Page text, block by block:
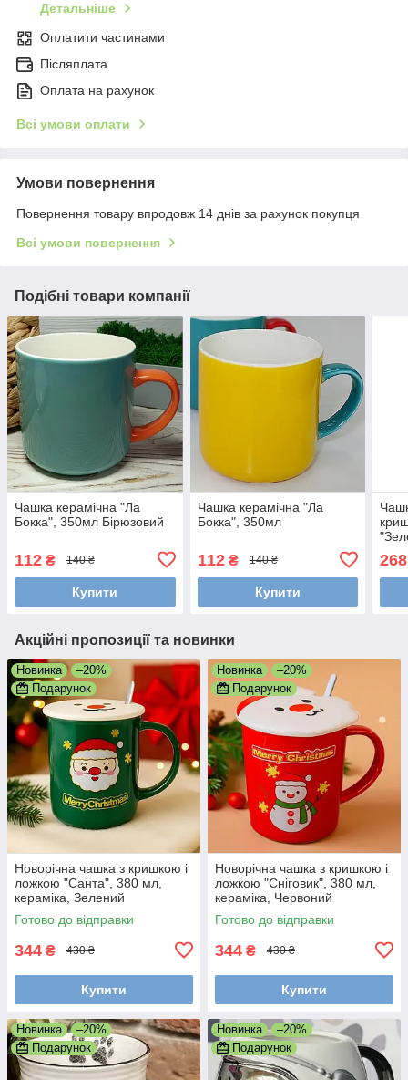
Детальніше
Оплатити частинами
Післяплата
Оплата на рахунок
Всі умови оплати
Умови повернення
Повернення товару впродовж 14 днів за рахунок покупця
Всі умови повернення
Подібні товари компанії
Чашка керамічна "Ла
Бокка", 350мл Бірюзовий
112 ₴ 140 ₴
Купити
Чашка керамічна "Ла
Бокка", 350мл
112₴ 140 ₴
Купити
268
Акційні пропозиції та новинки
Новинка
–20%
Подарунок
Новорічна чашка з кришкою і
ложкою "Санта", 380 мл,
кераміка, Зелений
Готово до відправки
344 ₴ 430 ₴
Купити
Новинка
–20%
Подарунок
Новорічна чашка з кришкою і
ложкою "Сніговик", 380 мл,
кераміка, Червоний
Готово до відправки
344 ₴ 430 ₴
Купити
Новинка
–20%
Подарунок
Новинка
–20%
Подарунок